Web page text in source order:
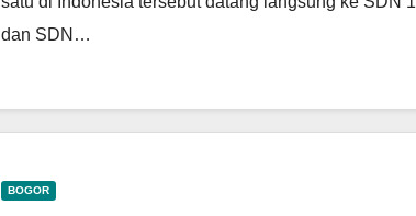
dan SDN…
BOGOR